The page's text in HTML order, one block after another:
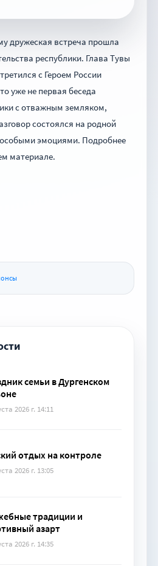
дружеская встреча прошла
республики. Глава Тувы
с Героем России
уже не первая беседа
с отважным земляком,
состоялся на родной
эмоциями. Подробнее
материале.
семьи в Дургенском
2026 г. 14:11
отдых на контроле
2026 г. 13:05
традиции и
азарт
2026 г. 14:35